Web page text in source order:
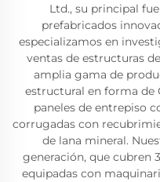
Ltd., su principal
prefabricados
especializamos en
ventas de estructuras
amplia gama de
estructural en forma de
paneles de entrepiso
corrugadas con
de lana mineral.
generación, que cubren
equipadas con